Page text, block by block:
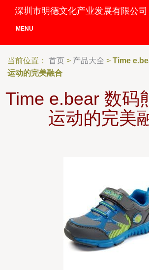
深圳市明德文化产业发展有限公司
MENU
当前位置： 首页 > 产品大全 > Time
运动的完美融合
Time e.bear 数码
运动的完美